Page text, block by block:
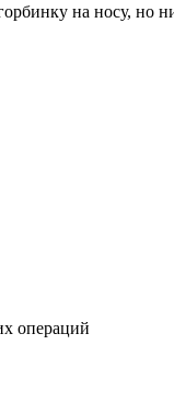
на носу, но
операций